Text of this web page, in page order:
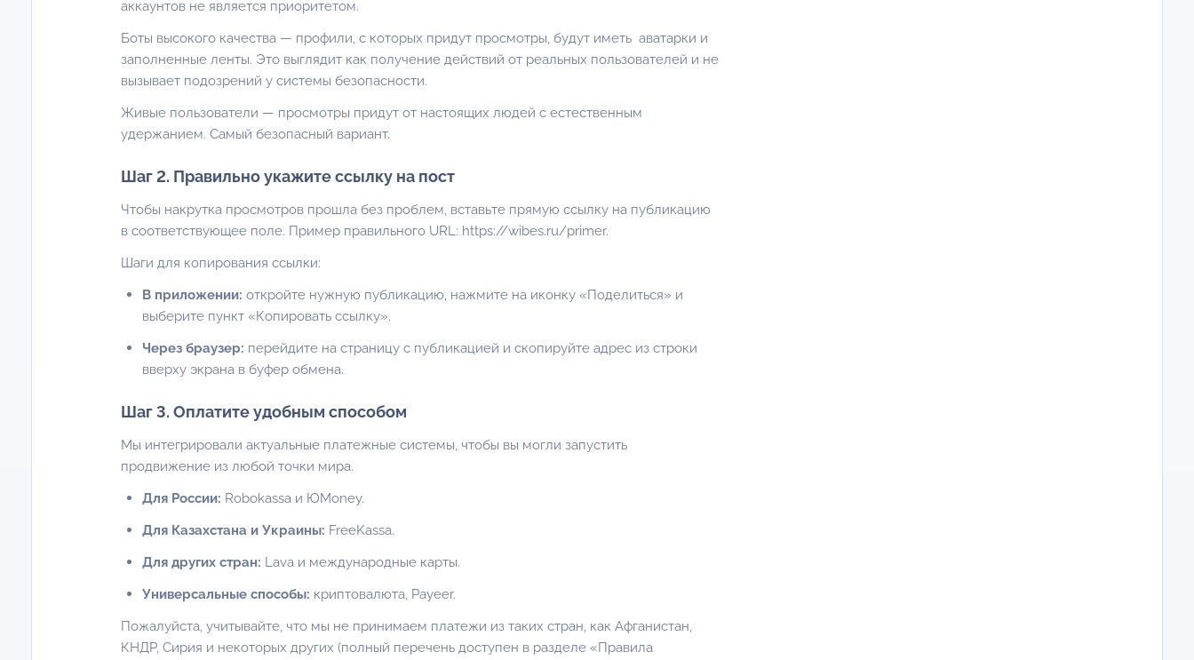
аккаунтов не является приоритетом.
Боты высокого качества — профили, с которых придут просмотры, будут иметь аватарки и
заполненные ленты. Это выглядит как получение действий от реальных пользователей и не
вызывает подозрений у системы безопасности.
Живые пользователи — просмотры придут от настоящих людей с естественным
удержанием. Самый безопасный вариант.
Шаг 2. Правильно укажите ссылку на пост
Чтобы накрутка просмотров прошла без проблем, вставьте прямую ссылку на публикацию
в соответствующее поле. Пример правильного URL: https://wibes.ru/primer.
Шаги для копирования ссылки:
В приложении: откройте нужную публикацию, нажмите на иконку «Поделиться» и
выберите пункт «Копировать ссылку».
Через браузер: перейдите на страницу с публикацией и скопируйте адрес из строки
вверху экрана в буфер обмена.
Шаг 3. Оплатите удобным способом
Мы интегрировали актуальные платежные системы, чтобы вы могли запустить
продвижение из любой точки мира.
Для России: Robokassa и ЮMoney.
Для Казахстана и Украины: FreeKassa.
Для других стран: Lava и международные карты.
Универсальные способы: криптовалюта, Payeer.
Пожалуйста, учитывайте, что мы не принимаем платежи из таких стран, как Афганистан,
КНДР, Сирия и некоторых других (полный перечень доступен в разделе «Правила